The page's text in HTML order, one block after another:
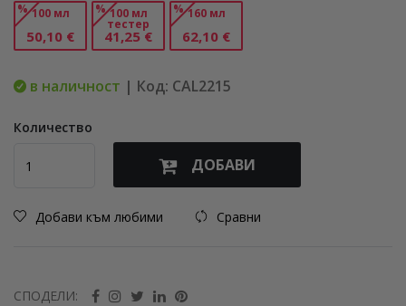
% 100 мл
50,10 €
% 100 мл
тестер
41,25 €
% 160 мл
62,10 €
в наличност | Код: CAL2215
Количество
ДОБАВИ
Добави към любими Сравни
СПОДЕЛИ: